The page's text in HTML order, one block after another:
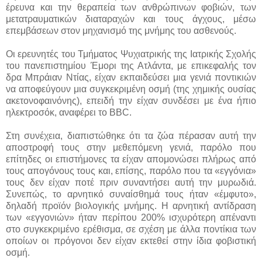
έρευνα και την θεραπεία των ανθρώπινων φοβιών, των
μετατραυματικών διαταραχών και τους άγχους, μέσω
επεμβάσεων στον μηχανισμό της μνήμης του ασθενούς.
Οι ερευνητές του Τμήματος Ψυχιατρικής της Ιατρικής Σχολής
του πανεπιστημίου Έμορι της Ατλάντα, με επικεφαλής τον
δρα Μπράιαν Ντίας, είχαν εκπαιδεύσει μια γενιά ποντικιών
να αποφεύγουν μια συγκεκριμένη οσμή (της χημικής ουσίας
ακετονοφαινόνης), επειδή την είχαν συνδέσει με ένα ήπιο
ηλεκτροσόκ, αναφέρει το BBC.
Στη συνέχεια, διαπιστώθηκε ότι τα ζώα πέρασαν αυτή την
αποστροφή τους στην μεθεπόμενη γενιά, παρόλο που
επίτηδες οι επιστήμονες τα είχαν απομονώσει πλήρως από
τους απογόνους τους και, επίσης, παρόλο που τα «εγγόνια»
τους δεν είχαν ποτέ πριν συναντήσει αυτή την μυρωδιά.
Συνεπώς, το αρνητικό συναίσθημά τους ήταν «έμφυτο»,
δηλαδή προϊόν βιολογικής μνήμης. Η αρνητική αντίδραση
των «εγγονιών» ήταν περίπου 200% ισχυρότερη απέναντι
στο συγκεκριμένο ερέθισμα, σε σχέση με άλλα ποντίκια των
οποίων οι πρόγονοι δεν είχαν εκτεθεί στην ίδια φοβιστική
οσμή.